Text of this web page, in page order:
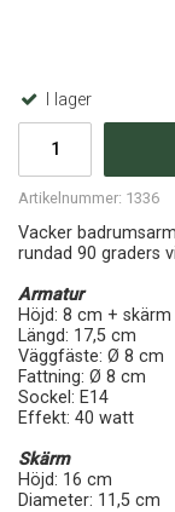
I lager
Artikelnummer: 1336
Vacker
rundad 90 graders
Armatur
Höjd: 8 cm + skärm
Längd: 17,5 cm
Väggfäste: Ø 8 cm
Fattning: Ø 8 cm
Sockel: E14
Effekt: 40 watt
Skärm
Höjd: 16 cm
Diameter: 11,5 cm